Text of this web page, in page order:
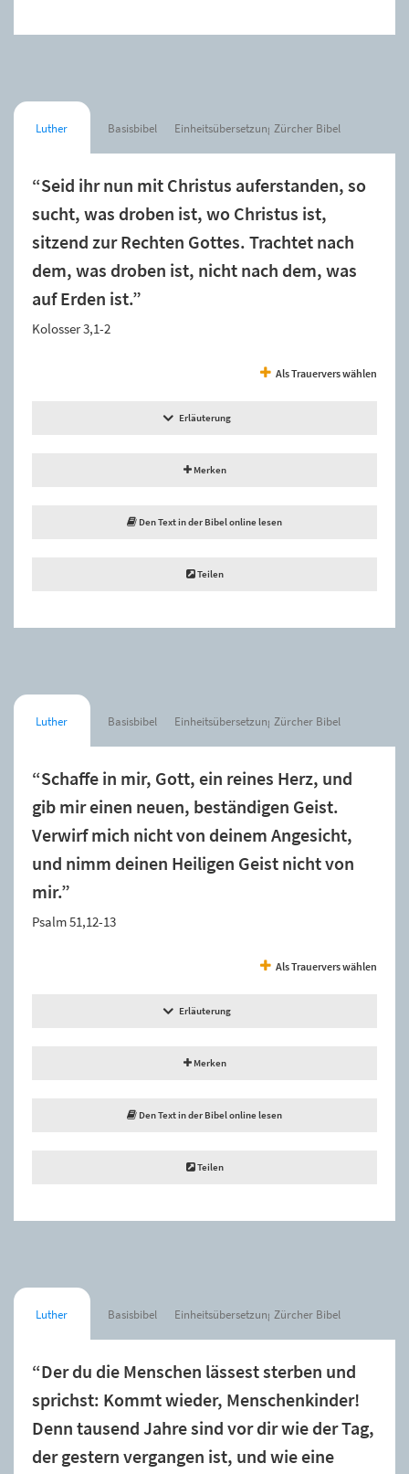
Luther Basisbibel Einheitsübersetzung Zürcher Bibel
“Seid ihr nun mit Christus auferstanden, so
sucht, was droben ist, wo Christus ist,
sitzend zur Rechten Gottes. Trachtet nach
dem, was droben ist, nicht nach dem, was
auf Erden ist.”
Kolosser 3,1-2
Als Trauervers wählen
Erläuterung
Merken
Den Text in der Bibel online lesen
Teilen
Luther Basisbibel Einheitsübersetzung Zürcher Bibel
“Schaffe in mir, Gott, ein reines Herz, und
gib mir einen neuen, beständigen Geist.
Verwirf mich nicht von deinem Angesicht,
und nimm deinen Heiligen Geist nicht von
mir.”
Psalm 51,12-13
Als Trauervers wählen
Erläuterung
Merken
Den Text in der Bibel online lesen
Teilen
Luther Basisbibel Einheitsübersetzung Zürcher Bibel
“Der du die Menschen lässest sterben und
sprichst: Kommt wieder, Menschenkinder!
Denn tausend Jahre sind vor dir wie der Tag,
der gestern vergangen ist, und wie eine